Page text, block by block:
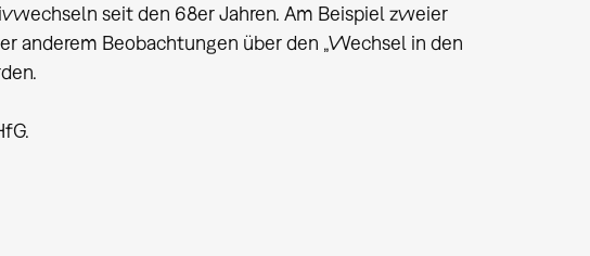
seit den 68er Jahren. Am Beispiel zweier
anderem Beobachtungen über den „Wechsel in den